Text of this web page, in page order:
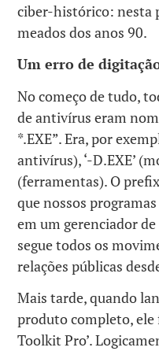
ciber-histórico: nesta
meados dos anos 90.
Um erro de
No começo de tudo,
de antivírus eram
*.EXE”. Era, por
antivírus), ‘-D.EXE’
(ferramentas). O
que nossos
em um gerenciador
segue todos os
relações públicas
Mais tarde, quando
produto completo, ele
Toolkit Pro’.